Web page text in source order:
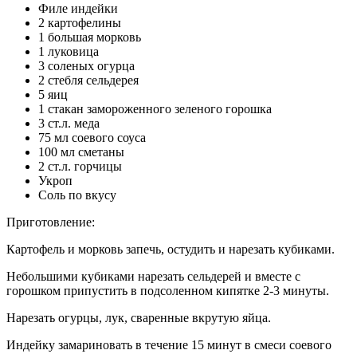
Филе индейки
2 картофелины
1 большая морковь
1 луковица
3 соленых огурца
2 стебля сельдерея
5 яиц
1 стакан замороженного зеленого горошка
3 ст.л. меда
75 мл соевого соуса
100 мл сметаны
2 ст.л. горчицы
Укроп
Соль по вкусу
Приготовление:
Картофель и морковь запечь, остудить и нарезать кубиками.
Небольшими кубиками нарезать сельдерей и вместе с
горошком припустить в подсоленном кипятке 2-3 минуты.
Нарезать огурцы, лук, сваренные вкрутую яйца.
Индейку замариновать в течение 15 минут в смеси соевого